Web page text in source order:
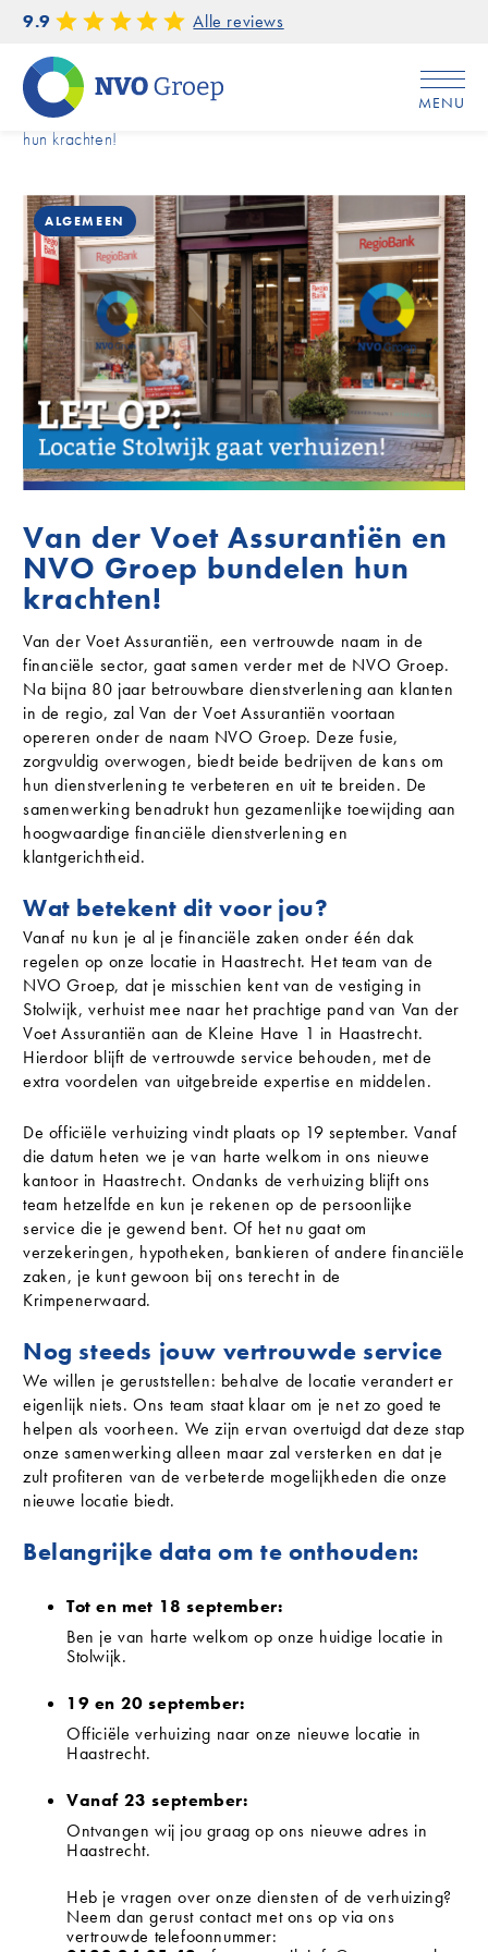
9.9 Alle reviews
MENU
Home /
Van der Voet Assurantiën en NVO Groep bundelen
hun krachten!
ALGEMEEN
Van der Voet Assurantiën en
NVO Groep bundelen hun
krachten!
Van der Voet Assurantiën, een vertrouwde naam in de
financiële sector, gaat samen verder met de NVO Groep.
Na bijna 80 jaar betrouwbare dienstverlening aan klanten
in de regio, zal Van der Voet Assurantiën voortaan
opereren onder de naam NVO Groep. Deze fusie,
zorgvuldig overwogen, biedt beide bedrijven de kans om
hun dienstverlening te verbeteren en uit te breiden. De
samenwerking benadrukt hun gezamenlijke toewijding aan
hoogwaardige financiële dienstverlening en
klantgerichtheid.
Wat betekent dit voor jou?
Vanaf nu kun je al je financiële zaken onder één dak
regelen op onze locatie in Haastrecht. Het team van de
NVO Groep, dat je misschien kent van de vestiging in
Stolwijk, verhuist mee naar het prachtige pand van Van der
Voet Assurantiën aan de Kleine Have 1 in Haastrecht.
Hierdoor blijft de vertrouwde service behouden, met de
extra voordelen van uitgebreide expertise en middelen.
De officiële verhuizing vindt plaats op 19 september. Vanaf
die datum heten we je van harte welkom in ons nieuwe
kantoor in Haastrecht. Ondanks de verhuizing blijft ons
team hetzelfde en kun je rekenen op de persoonlijke
service die je gewend bent. Of het nu gaat om
verzekeringen, hypotheken, bankieren of andere financiële
zaken, je kunt gewoon bij ons terecht in de
Krimpenerwaard.
Nog steeds jouw vertrouwde service
We willen je geruststellen: behalve de locatie verandert er
eigenlijk niets. Ons team staat klaar om je net zo goed te
helpen als voorheen. We zijn ervan overtuigd dat deze stap
onze samenwerking alleen maar zal versterken en dat je
zult profiteren van de verbeterde mogelijkheden die onze
nieuwe locatie biedt.
Belangrijke data om te onthouden:
Tot en met 18 september:
Ben je van harte welkom op onze huidige locatie in
Stolwijk.
19 en 20 september:
Officiële verhuizing naar onze nieuwe locatie in
Haastrecht.
Vanaf 23 september:
Ontvangen wij jou graag op ons nieuwe adres in
Haastrecht.
Heb je vragen over onze diensten of de verhuizing?
Neem dan gerust contact met ons op via ons
vertrouwde telefoonnummer: